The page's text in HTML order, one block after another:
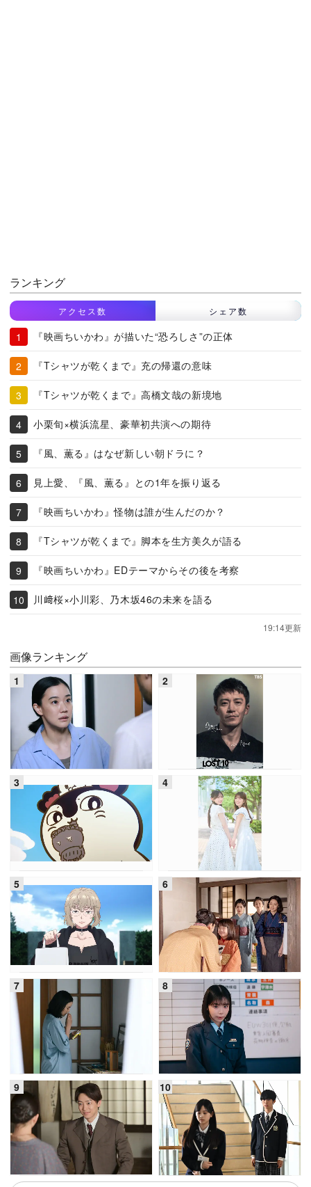
ランキング
アクセス数 シェア数
『映画ちいかわ』が描いた“恐ろしさ”の正体
『Tシャツが乾くまで』充の帰還の意味
『Tシャツが乾くまで』高橋文哉の新境地
小栗旬×横浜流星、豪華初共演への期待
『風、薫る』はなぜ新しい朝ドラに？
見上愛、『風、薫る』との1年を振り返る
『映画ちいかわ』怪物は誰が生んだのか？
『Tシャツが乾くまで』脚本を生方美久が語る
『映画ちいかわ』EDテーマからその後を考察
川﨑桜×小川彩、乃木坂46の未来を語る
19:14更新
画像ランキング